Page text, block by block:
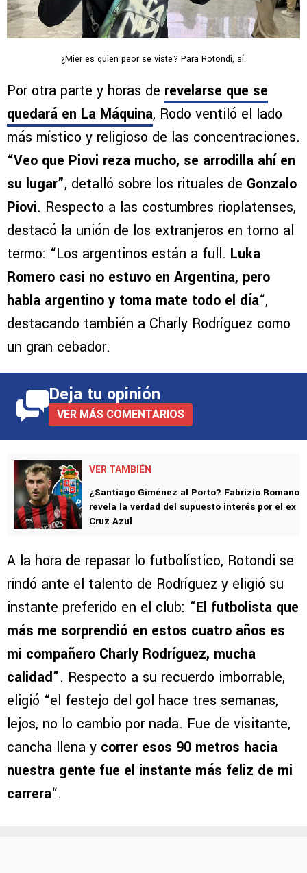
¿Mier es quien peor se viste? Para Rotondi, sí.
Por otra parte y horas de revelarse que se
quedará en La Máquina, Rodo ventiló el lado
más místico y religioso de las concentraciones.
“Veo que Piovi reza mucho, se arrodilla ahí en
su lugar”, detalló sobre los rituales de Gonzalo
Piovi. Respecto a las costumbres rioplatenses,
destacó la unión de los extranjeros en torno al
termo: “Los argentinos están a full. Luka
Romero casi no estuvo en Argentina, pero
habla argentino y toma mate todo el día“,
destacando también a Charly Rodríguez como
un gran cebador.
Deja tu opinión
VER MÁS COMENTARIOS
VER TAMBIÉN
¿Santiago Giménez al Porto? Fabrizio Romano
revela la verdad del supuesto interés por el ex
Cruz Azul
A la hora de repasar lo futbolístico, Rotondi se
rindó ante el talento de Rodríguez y eligió su
instante preferido en el club: “El futbolista que
más me sorprendió en estos cuatro años es
mi compañero Charly Rodríguez, mucha
calidad”. Respecto a su recuerdo imborrable,
eligió “el festejo del gol hace tres semanas,
lejos, no lo cambio por nada. Fue de visitante,
cancha llena y correr esos 90 metros hacia
nuestra gente fue el instante más feliz de mi
carrera“.